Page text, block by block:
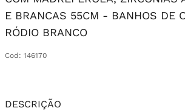
E BRANCAS 55CM - BANHOS DE
RÓDIO BRANCO
Cod : 146170
DESCRIÇÃO